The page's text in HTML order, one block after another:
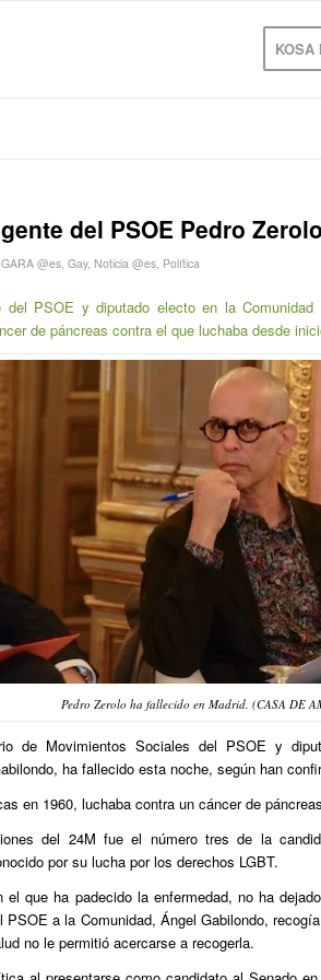
del PSOE Pedro Zerolo
GARA @es, Gay, Noticia @es, Política
del PSOE y diputado electo en la
de páncreas contra el que luchaba desde
Pedro Zerolo ha fallecido en Madrid. (CASA DE
de Movimientos Sociales del PSOE y
ha fallecido esta noche, según han
en 1960, luchaba contra un cáncer de
del 24M fue el número tres de la
por su lucha por los derechos LGBT.
el que ha padecido la enfermedad, no ha
PSOE a la Comunidad, Ángel Gabilondo,
no le permitió acercarse a recogerla.